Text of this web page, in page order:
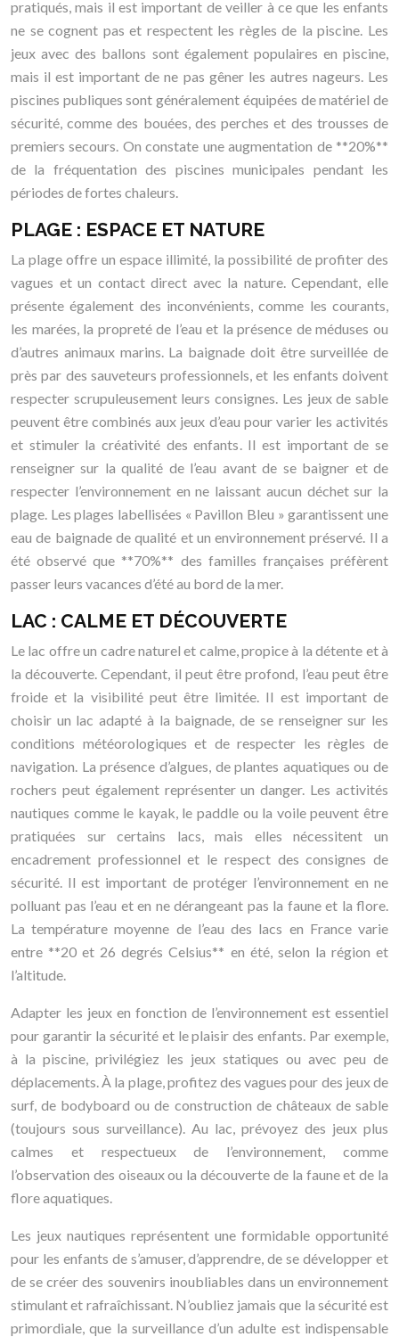
pratiqués, mais il est important de veiller à ce que les enfants
ne se cognent pas et respectent les règles de la piscine. Les
jeux avec des ballons sont également populaires en piscine,
mais il est important de ne pas gêner les autres nageurs. Les
piscines publiques sont généralement équipées de matériel de
sécurité, comme des bouées, des perches et des trousses de
premiers secours. On constate une augmentation de **20%**
de la fréquentation des piscines municipales pendant les
périodes de fortes chaleurs.
PLAGE : ESPACE ET NATURE
La plage offre un espace illimité, la possibilité de profiter des
vagues et un contact direct avec la nature. Cependant, elle
présente également des inconvénients, comme les courants,
les marées, la propreté de l’eau et la présence de méduses ou
d’autres animaux marins. La baignade doit être surveillée de
près par des sauveteurs professionnels, et les enfants doivent
respecter scrupuleusement leurs consignes. Les jeux de sable
peuvent être combinés aux jeux d’eau pour varier les activités
et stimuler la créativité des enfants. Il est important de se
renseigner sur la qualité de l’eau avant de se baigner et de
respecter l’environnement en ne laissant aucun déchet sur la
plage. Les plages labellisées « Pavillon Bleu » garantissent une
eau de baignade de qualité et un environnement préservé. Il a
été observé que **70%** des familles françaises préfèrent
passer leurs vacances d’été au bord de la mer.
LAC : CALME ET DÉCOUVERTE
Le lac offre un cadre naturel et calme, propice à la détente et à
la découverte. Cependant, il peut être profond, l’eau peut être
froide et la visibilité peut être limitée. Il est important de
choisir un lac adapté à la baignade, de se renseigner sur les
conditions météorologiques et de respecter les règles de
navigation. La présence d’algues, de plantes aquatiques ou de
rochers peut également représenter un danger. Les activités
nautiques comme le kayak, le paddle ou la voile peuvent être
pratiquées sur certains lacs, mais elles nécessitent un
encadrement professionnel et le respect des consignes de
sécurité. Il est important de protéger l’environnement en ne
polluant pas l’eau et en ne dérangeant pas la faune et la flore.
La température moyenne de l’eau des lacs en France varie
entre **20 et 26 degrés Celsius** en été, selon la région et
l’altitude.
Adapter les jeux en fonction de l’environnement est essentiel
pour garantir la sécurité et le plaisir des enfants. Par exemple,
à la piscine, privilégiez les jeux statiques ou avec peu de
déplacements. À la plage, profitez des vagues pour des jeux de
surf, de bodyboard ou de construction de châteaux de sable
(toujours sous surveillance). Au lac, prévoyez des jeux plus
calmes et respectueux de l’environnement, comme
l’observation des oiseaux ou la découverte de la faune et de la
flore aquatiques.
Les jeux nautiques représentent une formidable opportunité
pour les enfants de s’amuser, d’apprendre, de se développer et
de se créer des souvenirs inoubliables dans un environnement
stimulant et rafraîchissant. N’oubliez jamais que la sécurité est
primordiale, que la surveillance d’un adulte est indispensable